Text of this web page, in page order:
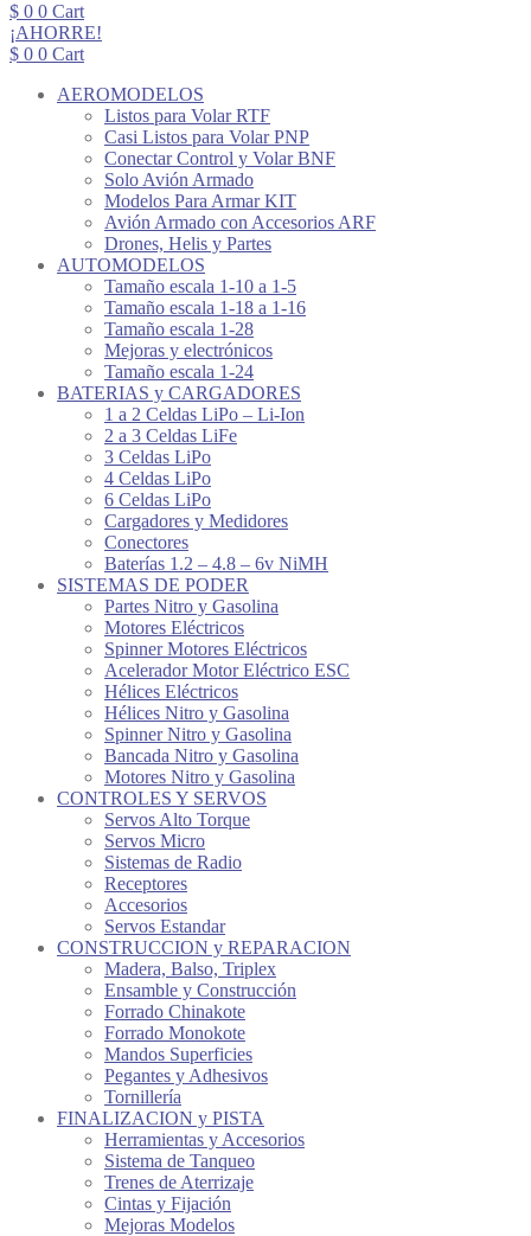
$ 0 0 Cart
¡AHORRE!
$ 0 0 Cart
AEROMODELOS
Listos para Volar RTF
Casi Listos para Volar PNP
Conectar Control y Volar BNF
Solo Avión Armado
Modelos Para Armar KIT
Avión Armado con Accesorios ARF
Drones, Helis y Partes
AUTOMODELOS
Tamaño escala 1-10 a 1-5
Tamaño escala 1-18 a 1-16
Tamaño escala 1-28
Mejoras y electrónicos
Tamaño escala 1-24
BATERIAS y CARGADORES
1 a 2 Celdas LiPo – Li-Ion
2 a 3 Celdas LiFe
3 Celdas LiPo
4 Celdas LiPo
6 Celdas LiPo
Cargadores y Medidores
Conectores
Baterías 1.2 – 4.8 – 6v NiMH
SISTEMAS DE PODER
Partes Nitro y Gasolina
Motores Eléctricos
Spinner Motores Eléctricos
Acelerador Motor Eléctrico ESC
Hélices Eléctricos
Hélices Nitro y Gasolina
Spinner Nitro y Gasolina
Bancada Nitro y Gasolina
Motores Nitro y Gasolina
CONTROLES Y SERVOS
Servos Alto Torque
Servos Micro
Sistemas de Radio
Receptores
Accesorios
Servos Estandar
CONSTRUCCION y REPARACION
Madera, Balso, Triplex
Ensamble y Construcción
Forrado Chinakote
Forrado Monokote
Mandos Superficies
Pegantes y Adhesivos
Tornillería
FINALIZACION y PISTA
Herramientas y Accesorios
Sistema de Tanqueo
Trenes de Aterrizaje
Cintas y Fijación
Mejoras Modelos